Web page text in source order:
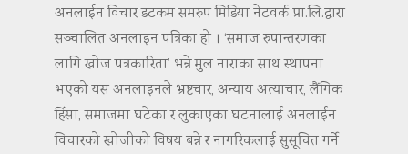
अनलाईन विचार डटकम समरुप मिडिया नेटवर्क प्रा.लि.द्वारा
सञ्चालित अनलाइन पत्रिका हो । ‘समाज रुपान्तरणका
लागि खोज पत्रकारिता’ भन्ने मुल नाराका साथ स्थापना
भएको यस अनलाइनले भ्रष्टचार, अन्याय अत्याचार, लैंगिक
हिंसा, समाजमा घटेका र लुकाएका घटनालाई अनलाईन
विचारको खोजीको विषय बन्ने र नागरिकलाई सुसूचित गर्ने